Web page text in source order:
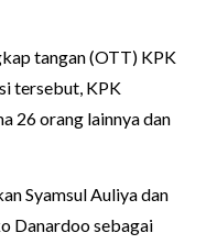
tangan (OTT) KPK
tersebut, KPK
26 orang lainnya dan
Syamsul Auliya dan
Danardoo sebagai